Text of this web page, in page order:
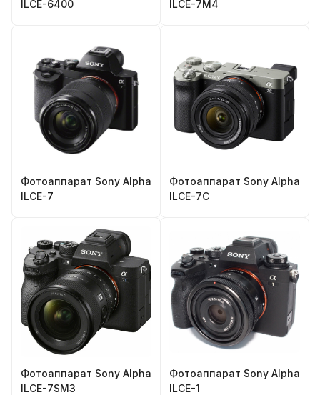
ILCE-6400
ILCE-7M4
Фотоаппарат Sony Alpha
ILCE-7
Фотоаппарат Sony Alpha
ILCE-7C
Фотоаппарат Sony Alpha
ILCE-7SM3
Фотоаппарат Sony Alpha
ILCE-1